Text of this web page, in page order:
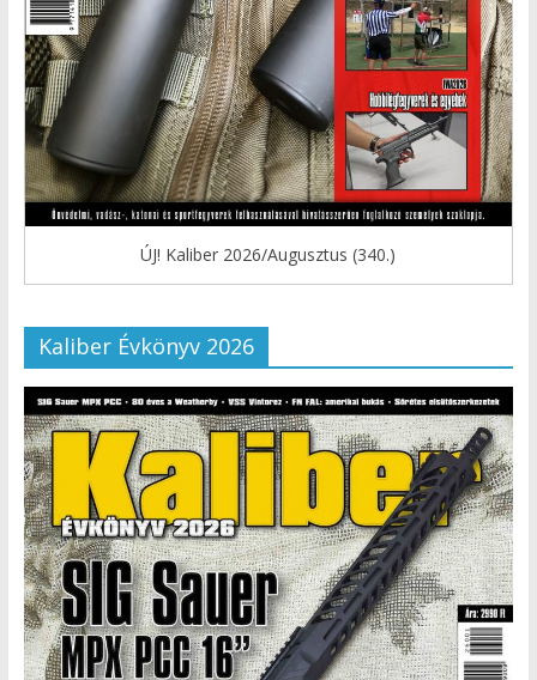
ÚJ! Kaliber 2026/Augusztus (340.)
Kaliber Évkönyv 2026